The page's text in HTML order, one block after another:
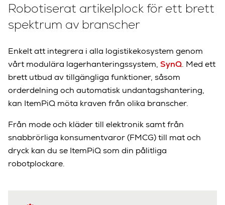
Robotiserat artikelplock för ett brett
spektrum av branscher
Enkelt att integrera i alla logistikekosystem genom
vårt modulära lagerhanteringssystem, SynQ. Med ett
brett utbud av tillgängliga funktioner, såsom
orderdelning och automatisk undantagshantering,
kan ItemPiQ möta kraven från olika branscher.
Från mode och kläder till elektronik samt från
snabbrörliga konsumentvaror (FMCG) till mat och
dryck kan du se ItemPiQ som din pålitliga
robotplockare.